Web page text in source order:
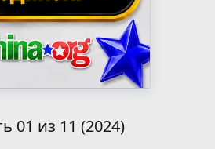
01 из 11 (2024)